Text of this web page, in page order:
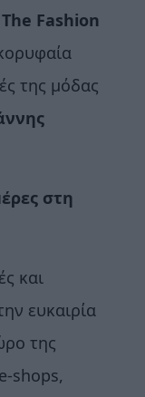
Fashion
της μόδας
στη
και
ευκαιρία
της
shops,